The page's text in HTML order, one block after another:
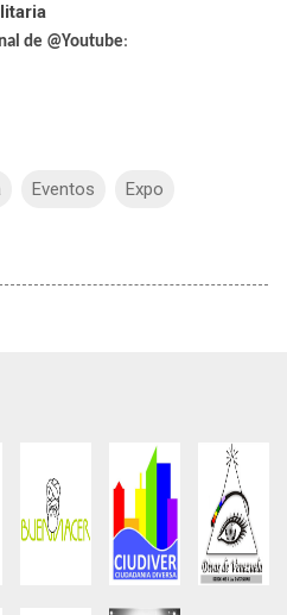
de @Youtube: ‪
Eventos Expo